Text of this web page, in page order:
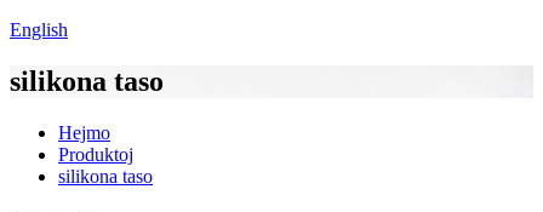
English
silikona taso
Hejmo
Produktoj
silikona taso